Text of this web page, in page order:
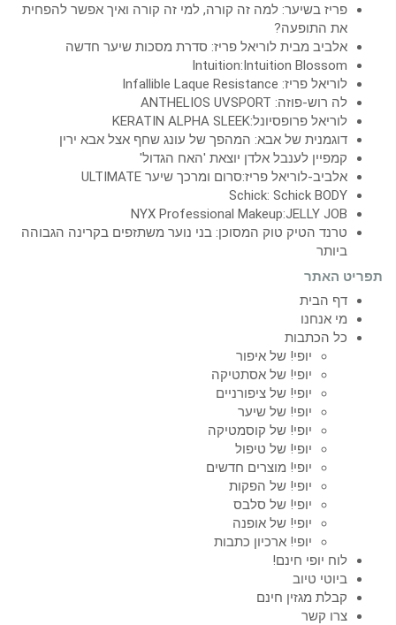
פריז בשיער: למה זה קורה, למי זה קורה ואיך אפשר להפחית
את התופעה?
אלביב מבית לוריאל פריז: סדרת מסכות שיער חדשה
Intuition:Intuition Blossom
לוריאל פריז: Infallible Laque Resistance
לה רוש-פוזה: ANTHELIOS UVSPORT
לוריאל פרופסיונל:KERATIN ALPHA SLEEK
דוגמנית של אבא: המהפך של עונג שחף אצל אבא ירין
קמפיין לענבל אלדן יוצאת 'האח הגדול'
אלביב-לוריאל פריז:סרום ומרכך שיער ULTIMATE
Schick: Schick BODY
NYX Professional Makeup:JELLY JOB
טרנד הטיק טוק המסוכן: בני נוער משתזפים בקרינה הגבוהה
ביותר
תפריט האתר
דף הבית
מי אנחנו
כל הכתבות
יופי! של איפור
יופי! של אסתטיקה
יופי! של ציפורניים
יופי! של שיער
יופי! של קוסמטיקה
יופי! של טיפול
יופי! מוצרים חדשים
יופי! של הפקות
יופי! של סלבס
יופי! של אופנה
יופי! ארכיון כתבות
לוח יופי חינם!
ביוטי טיוב
קבלת מגזין חינם
צרו קשר